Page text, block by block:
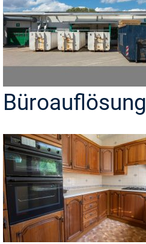
Büroauflösung